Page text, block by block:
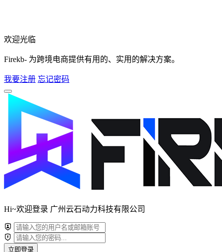
欢迎光临
Firekb- 为跨境电商提供有用的、实用的解决方案。
我要注册 忘记密码
Hi~欢迎登录 广州云石动力科技有限公司
立即登录